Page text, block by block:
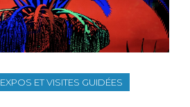
EXPOS ET VISITES GUIDÉES